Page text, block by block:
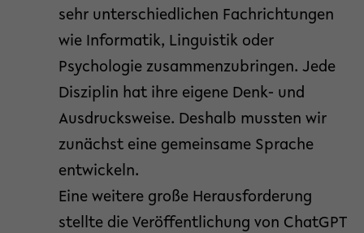
sehr unterschiedlichen Fachrichtungen
wie Informatik, Linguistik oder
Psychologie zusammenzubringen. Jede
Disziplin hat ihre eigene Denk- und
Ausdrucksweise. Deshalb mussten wir
zunächst eine gemeinsame Sprache
entwickeln.
Eine weitere große Herausforderung
stellte die Veröffentlichung von ChatGPT